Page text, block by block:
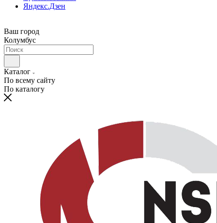
Яндекс.Дзен
Ваш город
Колумбус
Каталог
По всему сайту
По каталогу